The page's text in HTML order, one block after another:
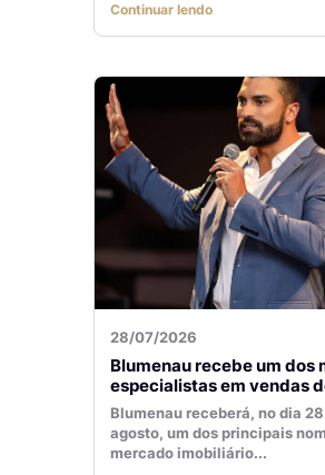
Continuar lendo
28/07/2026
Blumenau recebe um dos
especialistas em vendas do
mercado imobiliário
Blumenau receberá, no dia
agosto, um dos principais
mercado imobiliário...